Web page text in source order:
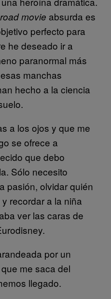
road movie absurda es
perfecto para
he deseado ir a
paranormal más
manchas
hecho a la ciencia
a los ojos y que me
se ofrece a
que debo
Sólo necesito
pasión, olvidar quién
recordar a la niña
ver las caras de
por un
me saca del
llegado.